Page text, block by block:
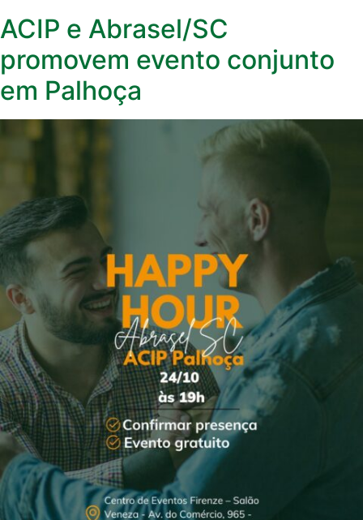
ACIP e Abrasel/SC
promovem evento conjunto
em Palhoça